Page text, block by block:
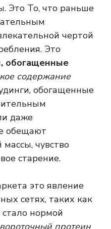
Это То, что раньше
чертой
Это
обогащенные
содержание
обогащенные
даже
обещают
чувство
старение.
это явление
сетях, таких как
нормой